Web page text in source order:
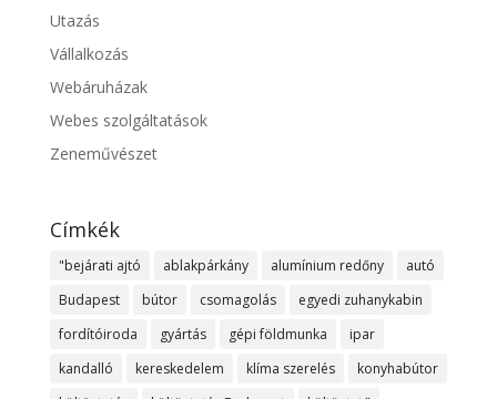
Utazás
Vállalkozás
Webáruházak
Webes szolgáltatások
Zeneművészet
Címkék
"bejárati ajtó ablakpárkány alumínium redőny
autó
Budapest
bútor csomagolás
egyedi zuhanykabin
fordítóiroda
gyártás gépi földmunka
ipar
kandalló
kereskedelem klíma szerelés
konyhabútor